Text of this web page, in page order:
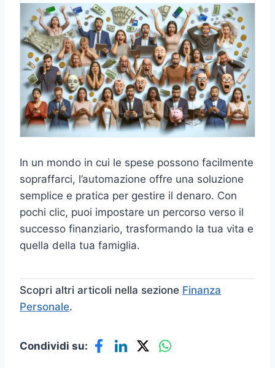
In un mondo in cui le spese possono facilmente
sopraffarci, l’automazione offre una soluzione
semplice e pratica per gestire il denaro. Con
pochi clic, puoi impostare un percorso verso il
successo finanziario, trasformando la tua vita e
quella della tua famiglia.
Scopri altri articoli nella sezione Finanza
Personale.
Condividi su: